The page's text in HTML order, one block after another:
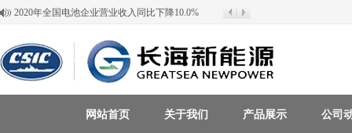
2020年全国电池企业营业收入同比下降10.0%
长海斯达蓄电池电压多少伏属于正常电压
不同容量的两块电池可以串联使用吗？
新能源蓄电池有几种？
三峡水库受强降雨影响泄洪防汛
长海斯达蓄电池的使命与责任
网站首页 关于我们 产品展示 公司